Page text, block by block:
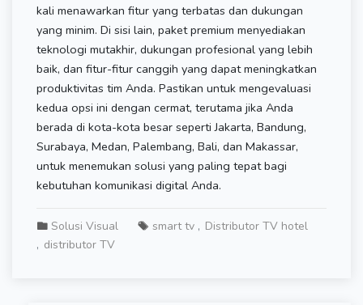
kali menawarkan fitur yang terbatas dan dukungan
yang minim. Di sisi lain, paket premium menyediakan
teknologi mutakhir, dukungan profesional yang lebih
baik, dan fitur-fitur canggih yang dapat meningkatkan
produktivitas tim Anda. Pastikan untuk mengevaluasi
kedua opsi ini dengan cermat, terutama jika Anda
berada di kota-kota besar seperti Jakarta, Bandung,
Surabaya, Medan, Palembang, Bali, dan Makassar,
untuk menemukan solusi yang paling tepat bagi
kebutuhan komunikasi digital Anda.
Solusi Visual smart tv
Distributor TV hotel
distributor TV